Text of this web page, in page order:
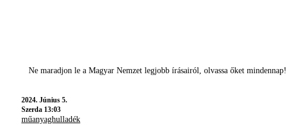
Ne maradjon le a Magyar Nemzet legjobb írásairól, olvassa őket mindennap!
2024. Június 5.
Szerda 13:03
műanyaghulladék